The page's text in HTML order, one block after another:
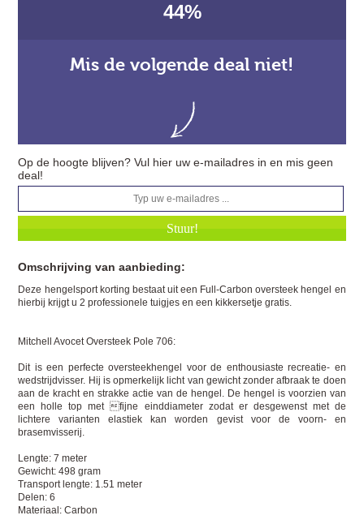
44%
Mis de volgende deal niet!
Op de hoogte blijven? Vul hier uw e-mailadres in en mis geen
deal!
Omschrijving van aanbieding:
Deze hengelsport korting bestaat uit een Full-Carbon oversteek hengel en
hierbij krijgt u 2 professionele tuigjes en een kikkersetje gratis.
Mitchell Avocet Oversteek Pole 706:
Dit is een perfecte oversteekhengel voor de enthousiaste recreatie- en
wedstrijdvisser. Hij is opmerkelijk licht van gewicht zonder afbraak te doen
aan de kracht en strakke actie van de hengel. De hengel is voorzien van
een holle top met fijne einddiameter zodat er desgewenst met de
lichtere varianten elastiek kan worden gevist voor de voorn- en
brasemvisserij.
Lengte: 7 meter
Gewicht: 498 gram
Transport lengte: 1.51 meter
Delen: 6
Materiaal: Carbon